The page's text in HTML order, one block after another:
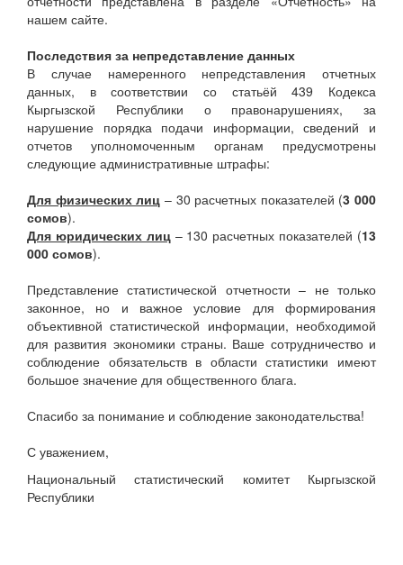
нашем сайте.
Последствия за непредставление данных
В случае намеренного непредставления отчетных
данных, в соответствии со статьёй 439 Кодекса
Кыргызской Республики о правонарушениях, за
нарушение порядка подачи информации, сведений и
отчетов уполномоченным органам предусмотрены
следующие административные штрафы:
Для физических лиц – 30 расчетных показателей (3 000
сомов).
Для юридических лиц– 130 расчетных показателей (13
000 сомов).
Представление статистической отчетности – не только
законное, но и важное условие для формирования
объективной статистической информации, необходимой
для развития экономики страны. Ваше сотрудничество и
соблюдение обязательств в области статистики имеют
большое значение для общественного блага.
Спасибо за понимание и соблюдение законодательства!
С уважением,
Национальный статистический комитет Кыргызской
Республики